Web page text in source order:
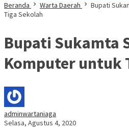
Beranda Warta Daerah
Bupati
Tiga Sekolah
Bupati Sukamta
Komputer untuk
adminwartaniaga
Selasa, Agustus 4, 2020